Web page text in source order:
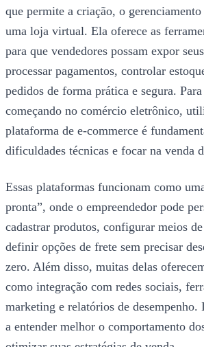
que permite a criação, o gerenciamento
uma loja virtual. Ela oferece as
para que vendedores possam expor
processar pagamentos, controlar
pedidos de forma prática e segura. Para
começando no comércio eletrônico,
plataforma de e-commerce é
dificuldades técnicas e focar na venda
Essas plataformas funcionam como
pronta”, onde o empreendedor pode
cadastrar produtos, configurar meios
definir opções de frete sem precisar
zero. Além disso, muitas delas
como integração com redes sociais,
marketing e relatórios de desempenho.
a entender melhor o comportamento